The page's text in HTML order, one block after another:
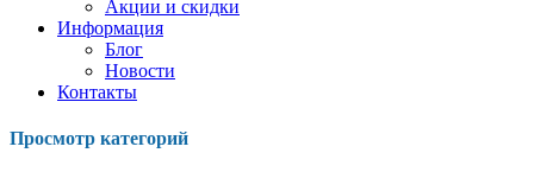
Акции и скидки
Информация
Блог
Новости
Контакты
Просмотр категорий